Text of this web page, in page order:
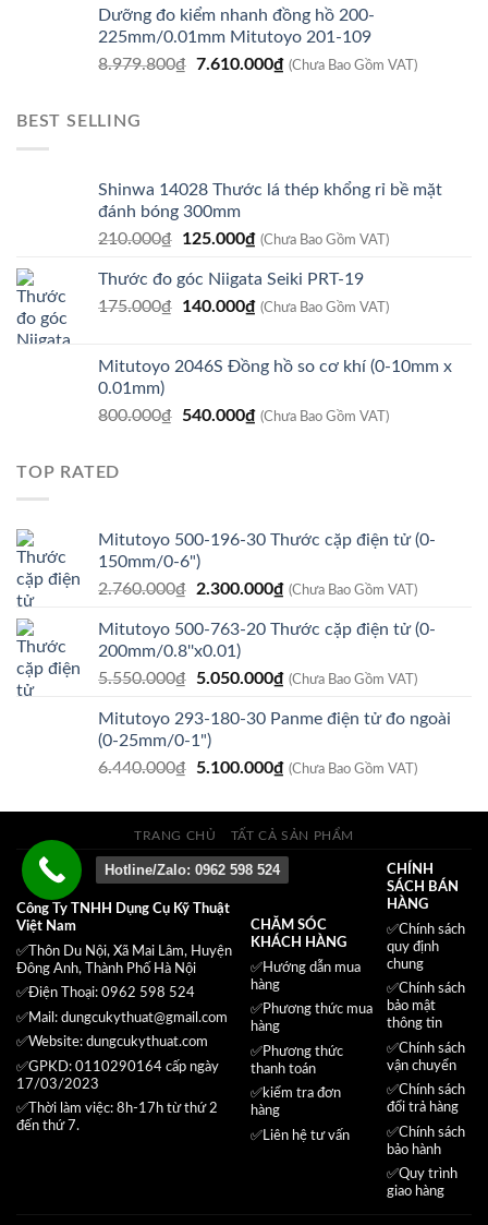
là:
8.920.800₫.
tại
là:
7.560.000₫.
Dưỡng đo kiểm nhanh đồng hồ 200-
225mm/0.01mm Mitutoyo 201-109
8.979.800₫ Giá
7.610.000₫Giá
(Chưa Bao Gồm VAT)
BEST SELLING
Shinwa 14028 Thước lá thép khổng rỉ bề mặt
đánh bóng 300mm
210.000₫
Giá
là:
210.000₫.
125.000₫Giá
tại
là:
(Chưa Bao Gồm VAT)
Thước đo góc Niigata Seiki PRT-19
175.000₫
Giá
175.000₫.
140.000₫Giá
là:
(Chưa Bao Gồm VAT)
Mitutoyo 2046S Đồng hồ so cơ khí (0-10mm x
0.01mm)
800.000₫
Giá
540.000₫Giá
(Chưa Bao Gồm VAT)
TOP RATED
Mitutoyo 500-196-30 Thước cặp điện tử (0-
150mm/0-6")
2.760.000₫
Giá
là:
2.760.000₫.
2.300.000₫Giá
tại
2.300.000₫.
(Chưa Bao Gồm VAT)
Mitutoyo 500-763-20 Thước cặp điện tử (0-
200mm/0.8''x0.01)
5.550.000₫
Giá
là:
5.550.000₫.
5.050.000₫Giá
tại
5.050.000₫.
(Chưa Bao Gồm VAT)
Mitutoyo 293-180-30 Panme điện tử đo ngoài
(0-25mm/0-1")
6.440.000₫
Giá
là:
6.440.000₫.
5.100.000₫Giá
tại
là:
5.100.000₫.
(Chưa Bao Gồm VAT)
TRANG CHỦ TẤT CẢ SẢN PHẨM
Công Ty TNHH Dụng Cụ Kỹ Thuật
Việt Nam
✅Thôn Du Nội, Xã Mai Lâm, Huyện
Đông Anh, Thành Phố Hà Nội
✅Điện Thoại: 0962 598 524
✅Mail: dungcukythuat@gmail.com
✅Website: dungcukythuat.com
✅GPKD: 0110290164 cấp ngày
17/03/2023
✅Thời làm việc: 8h-17h từ thứ 2
đến thứ 7.
CHĂM SÓC
KHÁCH HÀNG
✅Hướng dẫn mua
hàng
✅Phương thức mua
hàng
✅Phương thức
thanh toán
✅kiểm tra đơn
hàng
✅Liên hệ tư vấn
CHÍNH
SÁCH BÁN
HÀNG
✅Chính sách
quy định
chung
✅Chính sách
bảo mật
thông tin
✅Chính sách
vận chuyển
✅Chính sách
đổi trả hàng
✅Chính sách
bảo hành
✅Quy trình
giao hàng
Hotline/Zalo: 0962 598 524